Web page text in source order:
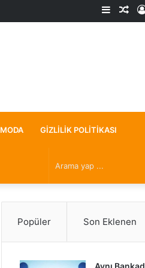
Kenar
MODA GIZLILIK POLITIKASI
Popüler Son Eklenen
Aynı